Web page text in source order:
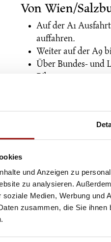
und Anzeigen zu
zu analysieren.
Medien, Werbung und
zusammen, die Sie
Von Wien/
Auf der A1
auffahren.
Weiter auf der A9
Über Bundes- und
Bitte beachten Sie die
Anfahrt zum
Fesselweg bzw. die
Besucherparkplatz:
Der Parkplatz für
nachhaltig